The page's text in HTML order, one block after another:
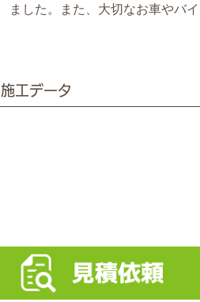
ました。また、大切なお車やバ
施工データ